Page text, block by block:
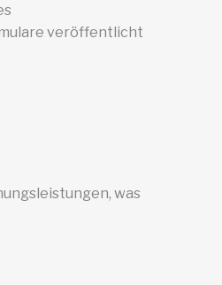
veröffentlicht
was